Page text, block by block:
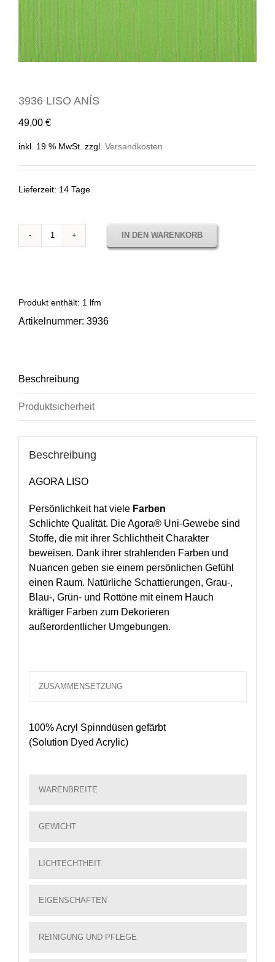
3936 LISO ANÍS
49,00 €
inkl. 19 % MwSt. zzgl. Versandkosten
Lieferzeit: 14 Tage
3936
IN DEN WARENKORB
Produkt enthält: 1 lfm
Artikelnummer: 3936
Beschreibung
Produktsicherheit
Beschreibung
AGORA LISO
Persönlichkeit hat viele Farben
Schlichte Qualität. Die Agora® Uni-Gewebe sind
Stoffe, die mit ihrer Schlichtheit Charakter
beweisen. Dank ihrer strahlenden Farben und
Nuancen geben sie einem persönlichen Gefühl
einen Raum. Natürliche Schattierungen, Grau-,
Blau-, Grün- und Rottöne mit einem Hauch
kräftiger Farben zum Dekorieren
außerordentlicher Umgebungen.
ZUSAMMENSETZUNG
100% Acryl Spinndüsen gefärbt
(Solution Dyed Acrylic)
WARENBREITE
GEWICHT
LICHTECHTHEIT
EIGENSCHAFTEN
REINIGUNG UND PFLEGE